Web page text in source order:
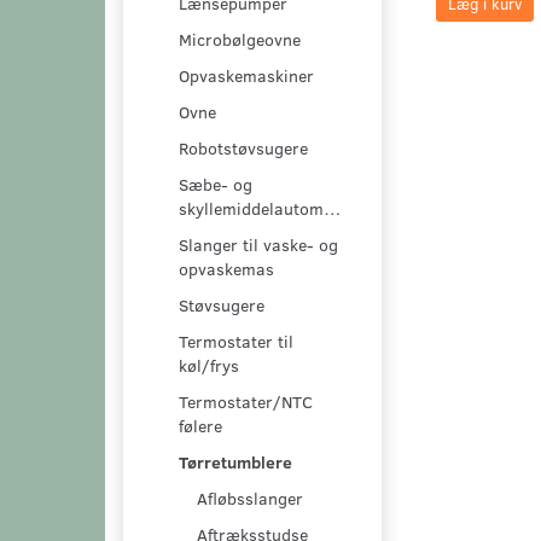
Microbølgeovne
Opvaskemaskiner
Ovne
Robotstøvsugere
Sæbe- og
skyllemiddelautomater
Slanger til vaske- og
opvaskemas
Støvsugere
Termostater til
køl/frys
Termostater/NTC
følere
Tørretumblere
Afløbsslanger
Aftræksstudse